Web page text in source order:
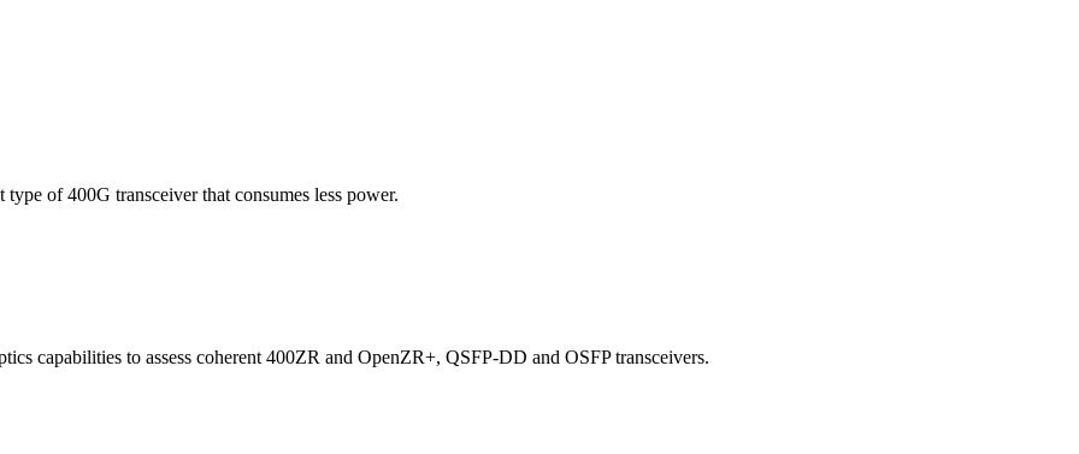
of 400G transceiver that consumes less power.
capabilities to assess coherent 400ZR and OpenZR+, QSFP-DD and OSFP transceivers.